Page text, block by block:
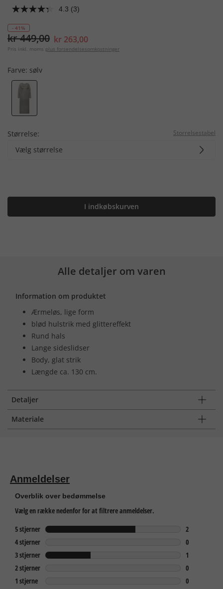
4.3 (3)
- 41%
kr 449,00 kr 263,00
Pris inkl. moms plus forsendelsesomkostninger
Farve: sølv
Størrelse: Storrelsestabel
Vælg størrelse
I indkøbskurven
Alle detaljer om varen
Information om produktet
Ærmeløs, lige form
blød hulstrik med glittereffekt
Rund hals
Lange sideslidser
Body, glat strik
Længde ca. 130 cm.
Detaljer
Materiale